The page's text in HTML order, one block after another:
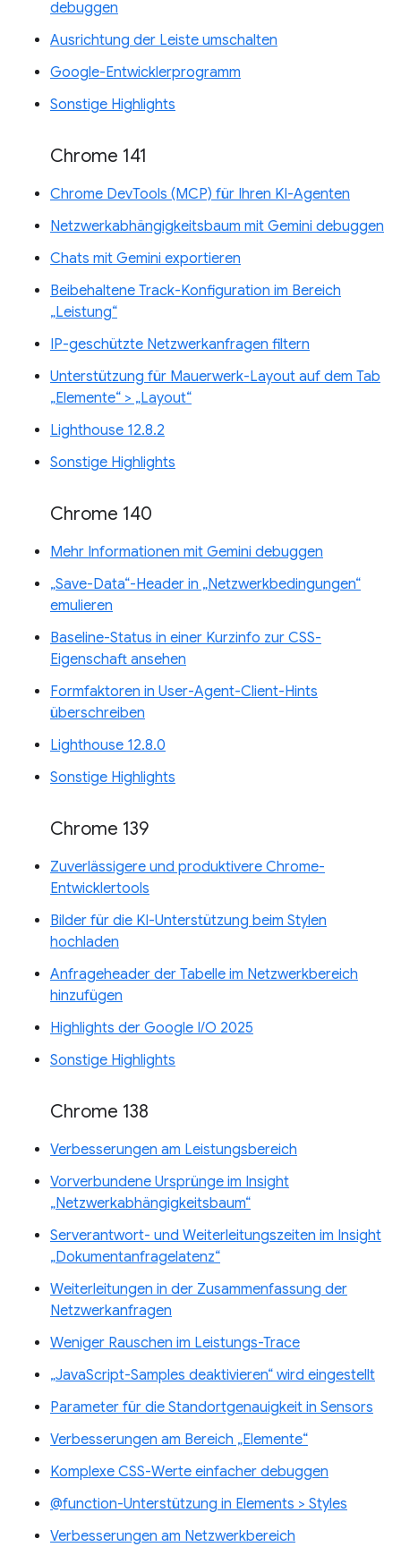
debuggen
Ausrichtung der Leiste umschalten
Google-Entwicklerprogramm
Sonstige Highlights
Chrome 141
Chrome DevTools (MCP) für Ihren KI-Agenten
Netzwerkabhängigkeitsbaum mit Gemini debuggen
Chats mit Gemini exportieren
Beibehaltene Track-Konfiguration im Bereich
„Leistung“
IP-geschützte Netzwerkanfragen filtern
Unterstützung für Mauerwerk-Layout auf dem Tab
„Elemente“ > „Layout“
Lighthouse 12.8.2
Sonstige Highlights
Chrome 140
Mehr Informationen mit Gemini debuggen
„Save-Data“-Header in „Netzwerkbedingungen“
emulieren
Baseline-Status in einer Kurzinfo zur CSS-
Eigenschaft ansehen
Formfaktoren in User-Agent-Client-Hints
überschreiben
Lighthouse 12.8.0
Sonstige Highlights
Chrome 139
Zuverlässigere und produktivere Chrome-
Entwicklertools
Bilder für die KI-Unterstützung beim Stylen
hochladen
Anfrageheader der Tabelle im Netzwerkbereich
hinzufügen
Highlights der Google I/O 2025
Sonstige Highlights
Chrome 138
Verbesserungen am Leistungsbereich
Vorverbundene Ursprünge im Insight
„Netzwerkabhängigkeitsbaum“
Serverantwort- und Weiterleitungszeiten im Insight
„Dokumentanfragelatenz“
Weiterleitungen in der Zusammenfassung der
Netzwerkanfragen
Weniger Rauschen im Leistungs-Trace
„JavaScript-Samples deaktivieren“ wird eingestellt
Parameter für die Standortgenauigkeit in Sensors
Verbesserungen am Bereich „Elemente“
Komplexe CSS-Werte einfacher debuggen
@function-Unterstützung in Elements > Styles
Verbesserungen am Netzwerkbereich